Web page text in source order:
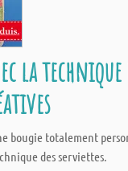
la
bougie totalement
des serviettes.